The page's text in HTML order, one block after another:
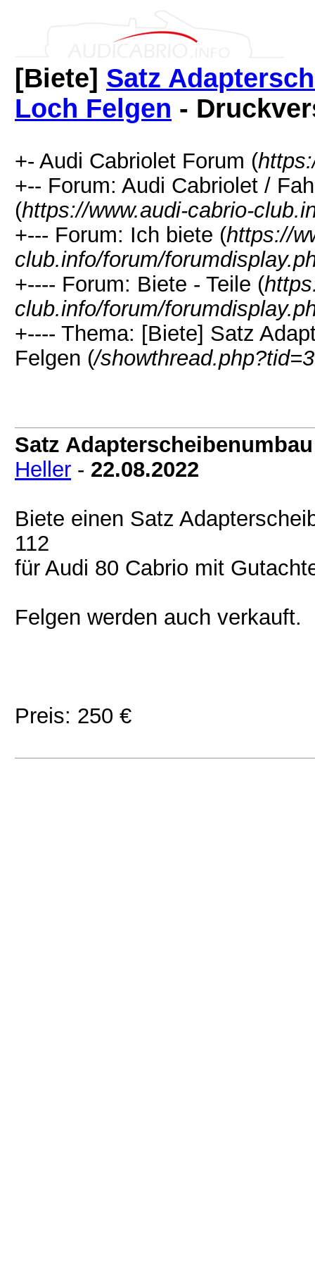
[Biete] Satz
Loch Felgen -
+- Audi Cabriolet Forum (
+-- Forum: Audi Cabriolet /
(https://www.audi-cabrio-
+--- Forum: Ich biete (https://
club.info/forum/
+---- Forum: Biete - Teile (
club.info/forum/
+---- Thema: [Biete] Satz
Felgen (/
Satz
Heller - 22.08.2022
Biete einen Satz
112
für Audi 80 Cabrio mit
Felgen werden auch verkauft.
Preis: 250 €